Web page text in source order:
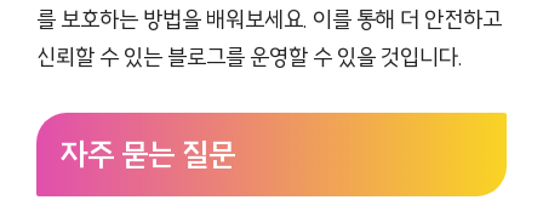
를 보호하는 방법을 배워보세요. 이를 통해 더 안전하고
신뢰할 수 있는 블로그를 운영할 수 있을 것입니다.
자주 묻는 질문